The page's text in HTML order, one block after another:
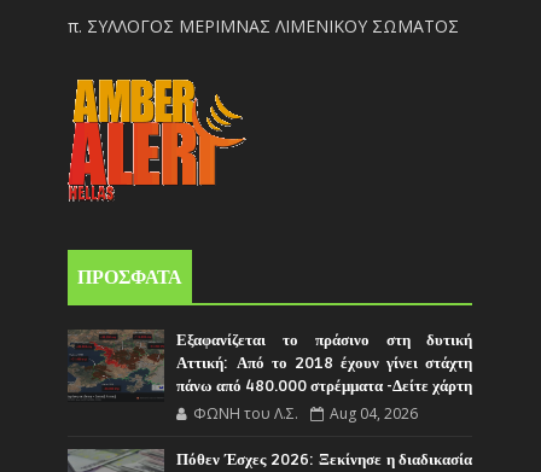
π. ΣΥΛΛΟΓΟΣ ΜΕΡΙΜΝΑΣ ΛΙΜΕΝΙΚΟΥ ΣΩΜΑΤΟΣ
ΠΡΟΣΦΑΤΑ
Εξαφανίζεται το πράσινο στη δυτική
Αττική: Από το 2018 έχουν γίνει στάχτη
πάνω από 480.000 στρέμματα -Δείτε χάρτη
ΦΩΝΗ του Λ.Σ. Aug 04, 2026
Πόθεν Έσχες 2026: Ξεκίνησε η διαδικασία